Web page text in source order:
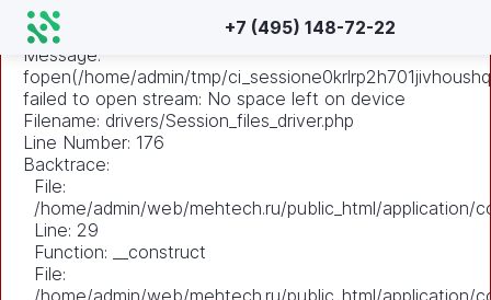
A PHP Error was encountered
Severity: Warning
Message:
fopen(/home/admin/tmp/
failed to open stream: No space left on device
Filename: drivers/Session_files_driver.php
Line Number: 176
Backtrace:
File:
/home/admin/web/mehtech.ru/public_html/application/
Line: 29
Function: __construct
File:
/home/admin/web/mehtech.ru/public_html/application/
+7 (495) 148-72-22